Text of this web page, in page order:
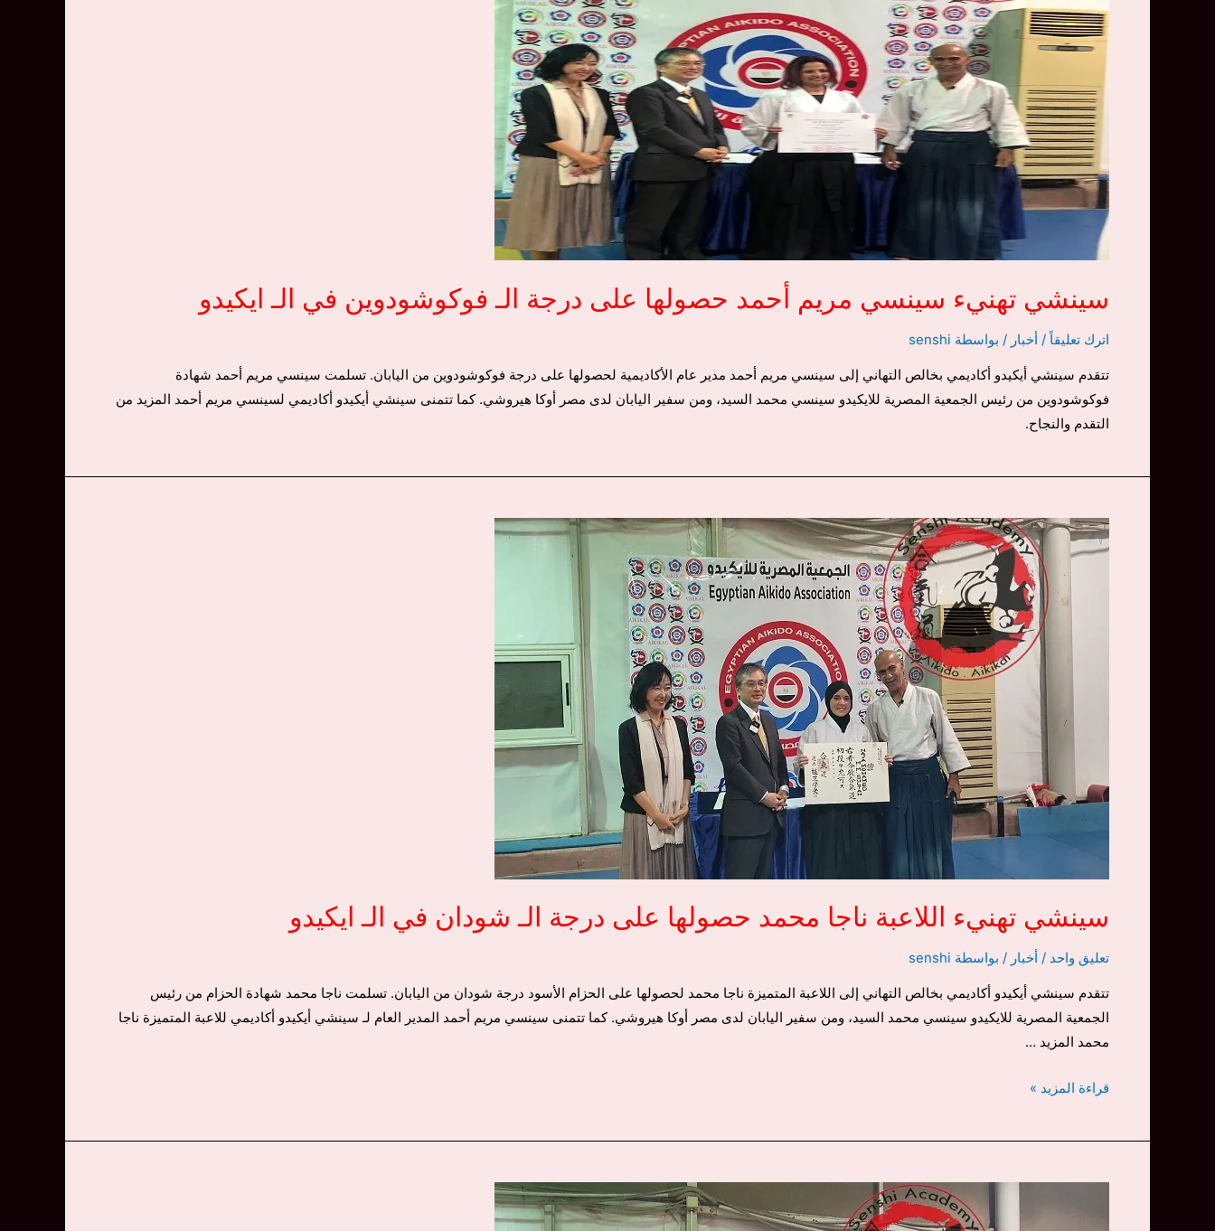
سينشي تهنيء سينسي مريم أحمد حصولها على درجة الـ فوكوشودوين في الـ ايكيدو
اترك تعليقاً / أخبار / بواسطة senshi
تتقدم سينشي أيكيدو أكاديمي بخالص التهاني إلى سينسي مريم أحمد مدير عام الأكاديمية لحصولها على درجة فوكوشودوين من اليابان. تسلمت سينسي مريم أحمد شهادة
فوكوشودوين من رئيس الجمعية المصرية للايكيدو سينسي محمد السيد، ومن سفير اليابان لدى مصر أوكا هيروشي. كما تتمنى سينشي أيكيدو أكاديمي لسينسي مريم أحمد المزيد من
التقدم والنجاح.
سينشي تهنيء اللاعبة ناجا محمد حصولها على درجة الـ شودان في الـ ايكيدو
تعليق واحد / أخبار / بواسطة senshi
تتقدم سينشي أيكيدو أكاديمي بخالص التهاني إلى اللاعبة المتميزة ناجا محمد لحصولها على الحزام الأسود درجة شودان من اليابان. تسلمت ناجا محمد شهادة الحزام من رئيس
الجمعية المصرية للايكيدو سينسي محمد السيد، ومن سفير اليابان لدى مصر أوكا هيروشي. كما تتمنى سينسي مريم أحمد المدير العام لـ سينشي أيكيدو أكاديمي للاعبة المتميزة ناجا
محمد المزيد …
سينشي
محمد
قراءة المزيد »